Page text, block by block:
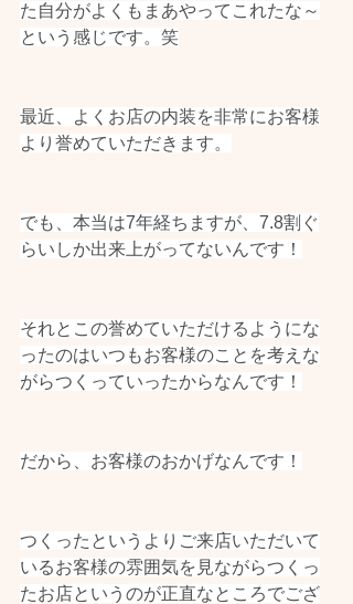
た自分がよくもまあやってこれたな～
という感じです。笑
最近、よくお店の内装を非常にお客様
より誉めていただきます。
でも、本当は7年経ちますが、7.8割ぐ
らいしか出来上がってないんです！
それとこの誉めていただけるようにな
ったのはいつもお客様のことを考えな
がらつくっていったからなんです！
だから、お客様のおかげなんです！
つくったというよりご来店いただいて
いるお客様の雰囲気を見ながらつくっ
たお店というのが正直なところでござ